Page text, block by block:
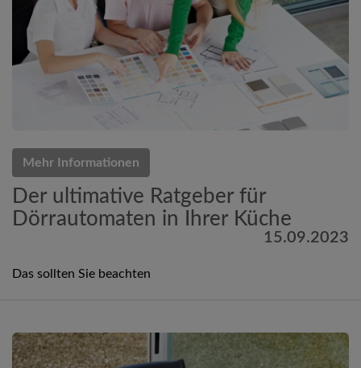
Mehr Informationen
Der ultimative Ratgeber für
Dörrautomaten in Ihrer Küche
15.09.2023
Das sollten Sie beachten